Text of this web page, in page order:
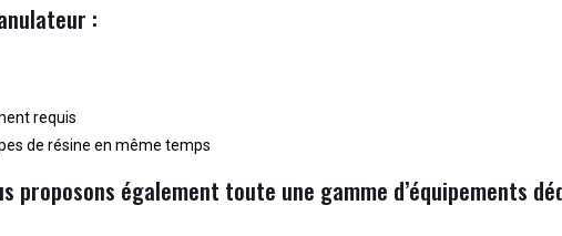
:
requis
de résine en même temps
proposons également toute une gamme d’équipements